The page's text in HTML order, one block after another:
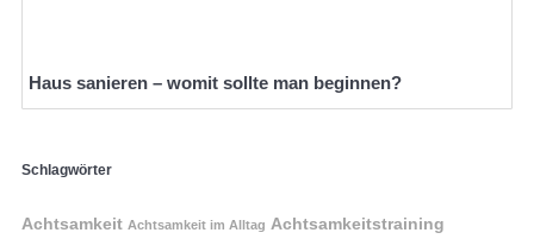
Haus sanieren – womit sollte man beginnen?
Schlagwörter
Achtsamkeit Achtsamkeit im Alltag Achtsamkeitstraining